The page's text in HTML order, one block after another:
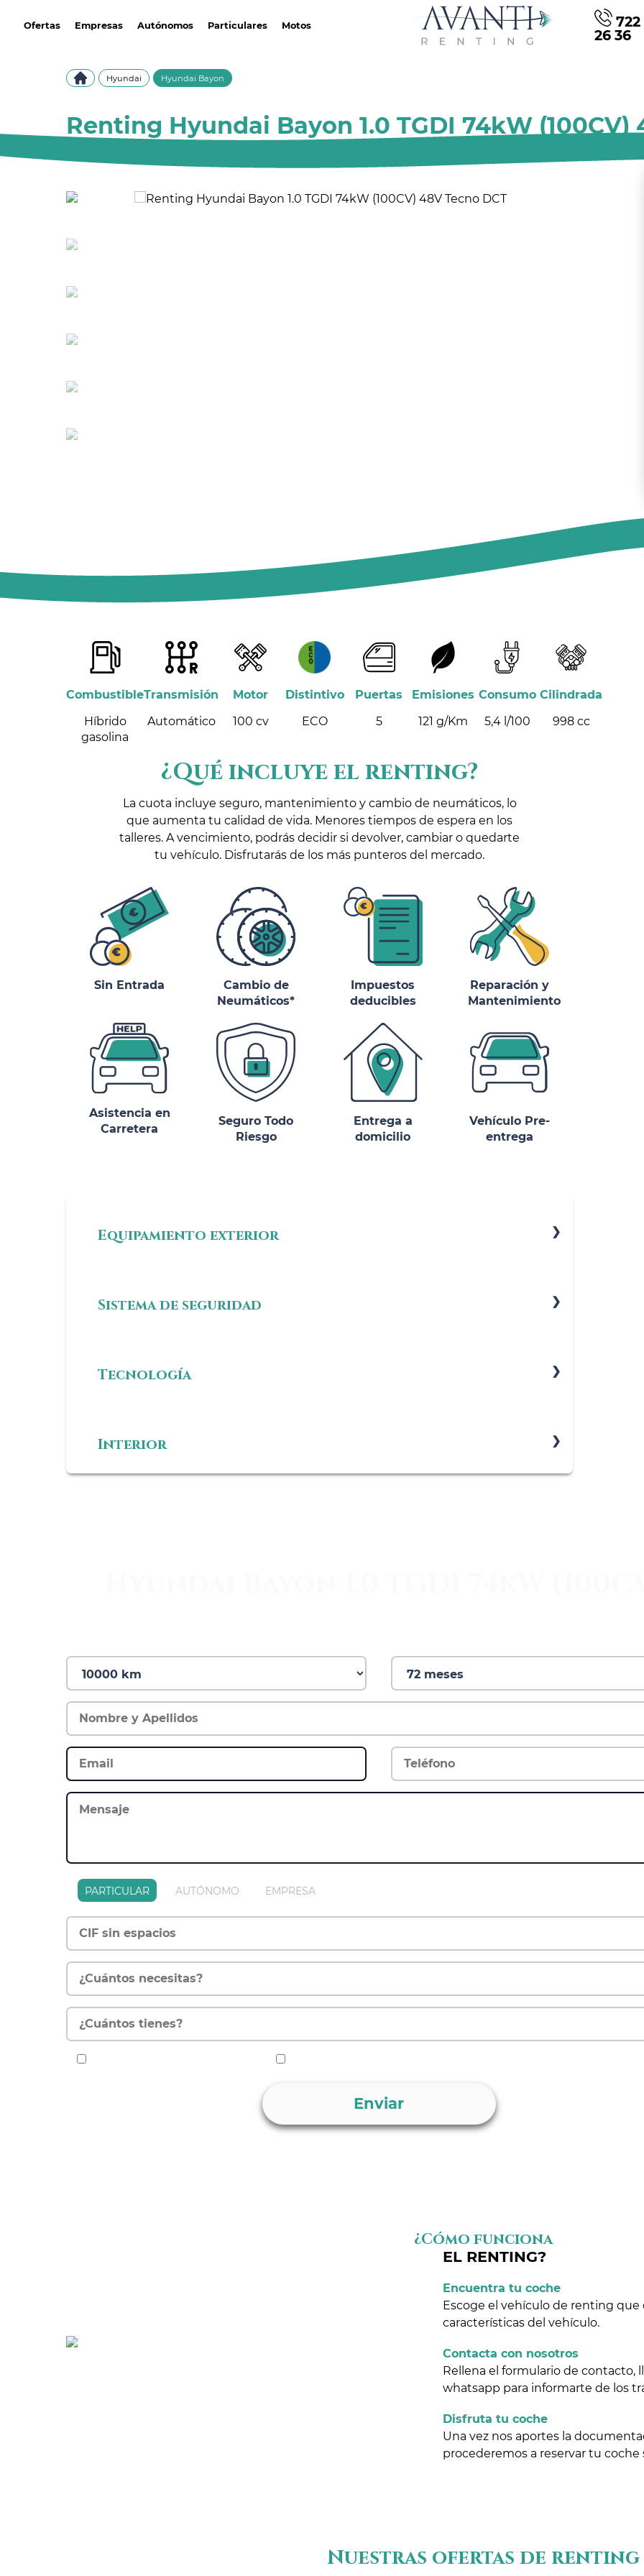
Ofertas Empresas Autónomos Particulares Motos 722
26 36
Hyundai Hyundai Bayon
Renting Hyundai Bayon 1.0 TGDI 74kW (100CV)
Combustible
Híbrido
gasolina
Transmisión
Automático
Motor
100 cv
Distintivo
ECO
Puertas
5
Emisiones
121 g/Km
Consumo
5,4 l/100
Cilindrada
998 cc
¿Qué incluye el renting?
La cuota incluye seguro, mantenimiento y cambio de neumáticos, lo
que aumenta tu calidad de vida. Menores tiempos de espera en los
talleres. A vencimiento, podrás decidir si devolver, cambiar o quedarte
tu vehículo. Disfrutarás de los más punteros del mercado.
Sin Entrada
Cambio de
Neumáticos*
Impuestos
deducibles
Reparación y
Mantenimiento
Asistencia en
Carretera
Seguro Todo
Riesgo
Entrega a
domicilio
Vehículo Pre-
entrega
Equipamiento exterior
Sistema de seguridad
Tecnología
Interior
PARTICULAR AUTÓNOMO EMPRESA
¿Cómo funciona
EL RENTING?
Encuentra tu coche
Escoge el vehículo de renting
características del vehículo.
Contacta con nosotros
Rellena el formulario de contacto,
whatsapp para informarte de los
Disfruta tu coche
Una vez nos aportes la
procederemos a reservar tu
Nuestras ofertas de renting